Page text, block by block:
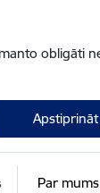
obligāti
Apstiprināt
Par mums